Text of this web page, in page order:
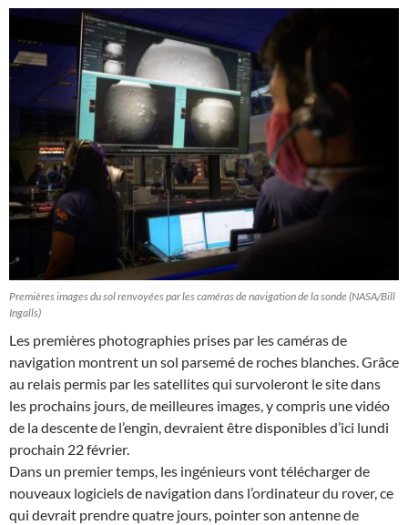
Premières images du sol renvoyées par les caméras de navigation de la sonde (NASA/Bill
Ingalls)
Les premières photographies prises par les caméras de
navigation montrent un sol parsemé de roches blanches. Grâce
au relais permis par les satellites qui survoleront le site dans
les prochains jours, de meilleures images, y compris une vidéo
de la descente de l’engin, devraient être disponibles d’ici lundi
prochain 22 février.
Dans un premier temps, les ingénieurs vont télécharger de
nouveaux logiciels de navigation dans l’ordinateur du rover, ce
qui devrait prendre quatre jours, pointer son antenne de